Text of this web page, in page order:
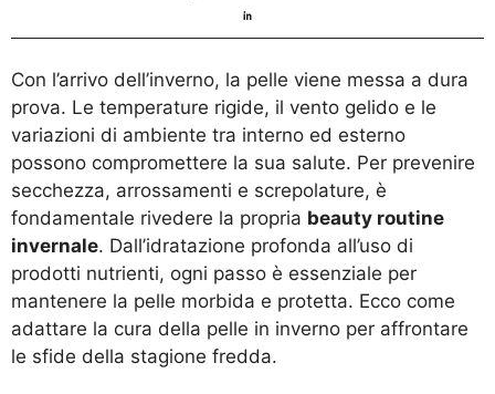
Con l’arrivo dell’inverno, la pelle viene messa a dura
prova. Le temperature rigide, il vento gelido e le
variazioni di ambiente tra interno ed esterno
possono compromettere la sua salute. Per prevenire
secchezza, arrossamenti e screpolature, è
fondamentale rivedere la propria beauty routine
invernale. Dall’idratazione profonda all’uso di
prodotti nutrienti, ogni passo è essenziale per
mantenere la pelle morbida e protetta. Ecco come
adattare la cura della pelle in inverno per affrontare
le sfide della stagione fredda.